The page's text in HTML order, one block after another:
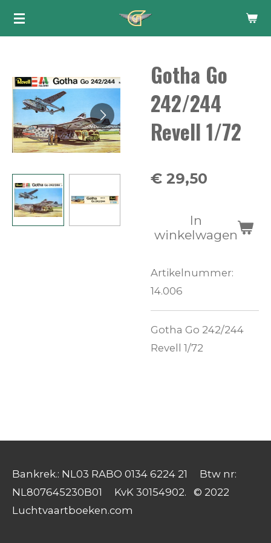
Ga
hoofdinhoud
Gotha Go
242/244
Revell 1/72
€ 29,50
In
winkelwagen
Artikelnummer:
14.006
Gotha Go 242/244
Revell 1/72
Bankrek.: NL03 RABO 0134 6224 21 Btw nr:
NL807645230B01 KvK 30154902. © 2022
Luchtvaartboeken.com